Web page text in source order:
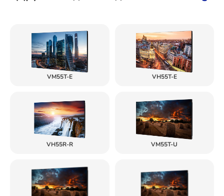
VM55T-E VH55T-E
VH55R-R VM55T-U